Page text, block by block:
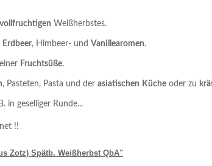
vollfruchtigen Weißherbstes.
Erdbeer, Himbeer- und Vanillearomen.
Fruchtsüße.
, Pasteten, Pasta und der asiatischen Küche oder zu
in geselliger Runde...
!!
Zotz) Spätb. Weißherbst QbA"